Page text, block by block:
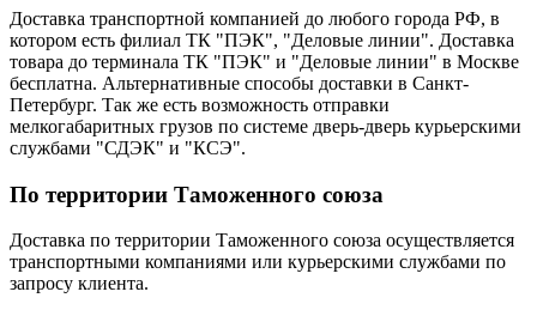
Доставка транспортной компанией до любого города РФ, в
котором есть филиал ТК "ПЭК", "Деловые линии". Доставка
товара до терминала ТК "ПЭК" и "Деловые линии" в Москве
бесплатна. Альтернативные способы доставки в Санкт-
Петербург. Так же есть возможность отправки
мелкогабаритных грузов по системе дверь-дверь курьерскими
службами "СДЭК" и "КСЭ".
По территории Таможенного союза
Доставка по территории Таможенного союза осуществляется
транспортными компаниями или курьерскими службами по
запросу клиента.